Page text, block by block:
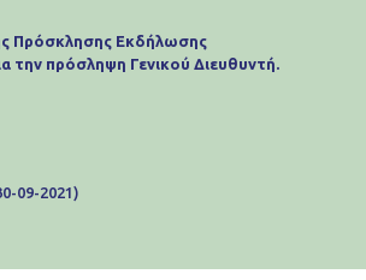
Πρόσκλησης Εκδήλωσης
την πρόσληψη Γενικού Διευθυντή.
09-2021)